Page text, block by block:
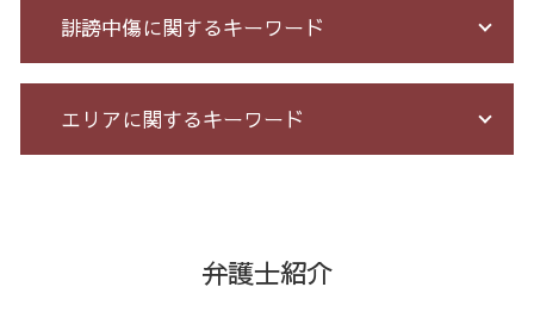
特殊 詐欺 警視庁
オレオレ 詐欺 警察
投資セミナー 怪しい
サクラ サイト 詐欺
詐欺 被害届 返金
マルチ商法 ネズミ講 違い
サラ金 過払い
特定調停 条件
借金 払えない 相談
過払い金 遅延損害金
自己破産 期間 免責
戦略法務 とは
残業 未払い 請求
不当解雇 とは
未払い 賃金
企業 法務 部
誹謗中傷に関するキーワード
誹謗中傷 罪
誹謗中傷 特定
誹謗中傷 相談
エリアに関するキーワード
架空請求 港区 弁護士
弁護士紹介